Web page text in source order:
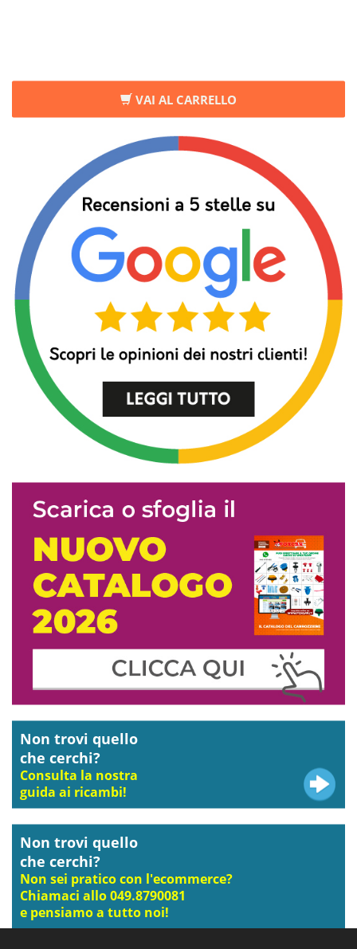
VAI AL CARRELLO
Non trovi quello
che cerchi?
Consulta la nostra
guida ai ricambi!
Non trovi quello
che cerchi?
Non sei pratico con l'ecommerce?
Chiamaci allo 049.8790081
e pensiamo a tutto noi!